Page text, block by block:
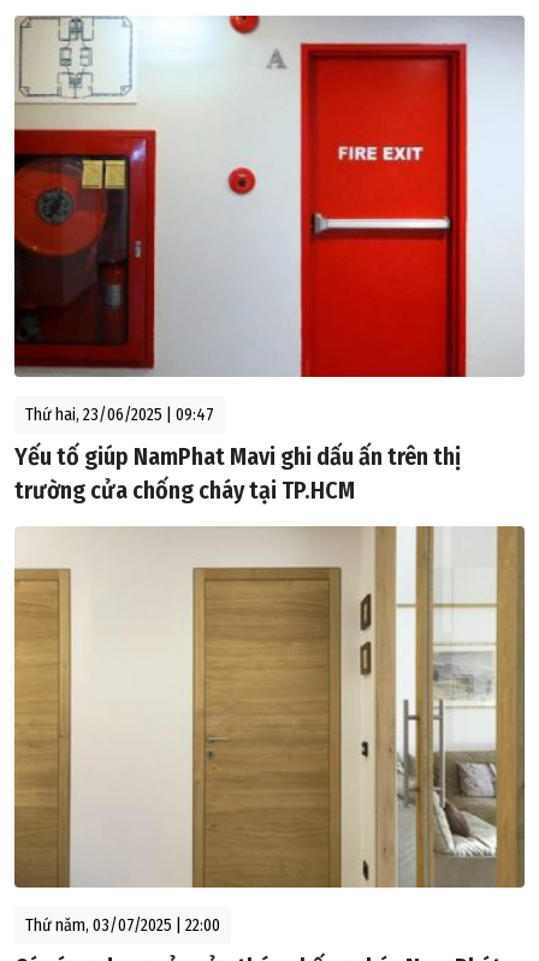
Thứ hai, 23/06/2025 | 09:47
Yếu tố giúp NamPhat Mavi ghi dấu ấn trên thị
trường cửa chống cháy tại TP.HCM
Thứ năm, 03/07/2025 | 22:00